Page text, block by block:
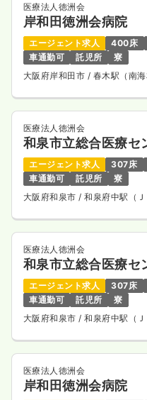
医療法人徳洲会
岸和田徳洲会病院
エージェント求人 400床
車通勤可
託児所
寮
大阪府岸和田市 / 春木駅（南
医療法人徳洲会
和泉市立総合医療セ
エージェント求人 307床
車通勤可
託児所
寮
大阪府和泉市/ 和泉府中駅（
医療法人徳洲会
和泉市立総合医療セ
エージェント求人 307床
車通勤可
託児所
寮
大阪府和泉市/ 和泉府中駅（
医療法人徳洲会
岸和田徳洲会病院